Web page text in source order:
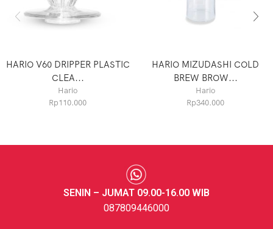
HARIO V60 DRIPPER PLASTIC
CLEA...
Hario
Rp110.000
HARIO MIZUDASHI COLD
BREW BROW...
Hario
Rp340.000
SENIN – JUMAT 09.00-16.00 WIB
087809446000